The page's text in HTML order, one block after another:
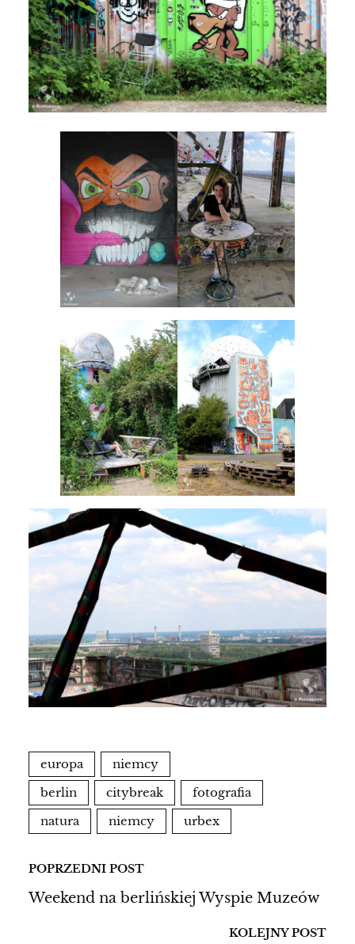
europa
niemcy
berlin
citybreak
fotografia
natura
niemcy urbex
POPRZEDNI POST
Weekend na berlińskiej Wyspie Muzeów
KOLEJNY POST